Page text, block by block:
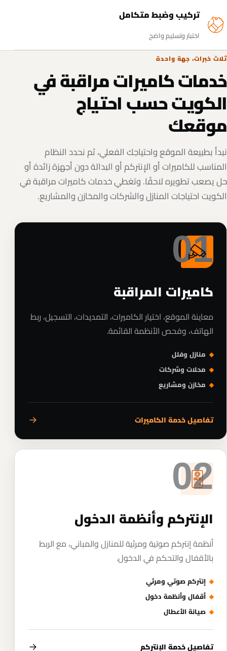
تركيب وضبط متكامل
اختبار وتسليم واضح
ثلاث خبرات، جهة واحدة
خدمات كاميرات مراقبة في
الكويت حسب احتياج
موقعك
نبدأ بطبيعة الموقع واحتياجك الفعلي، ثم نحدد النظام
المناسب للكاميرات أو الإنتركم أو البدالة دون أجهزة زائدة أو
حل يصعب تطويره لاحقًا. وتغطي خدمات كاميرات مراقبة في
الكويت احتياجات المنازل والشركات والمخازن والمشاريع.
01
كاميرات المراقبة
معاينة الموقع، اختيار الكاميرات، التمديدات، التسجيل، ربط
الهاتف، وفحص الأنظمة القائمة.
منازل وفلل
محلات وشركات
مخازن ومشاريع
تفاصيل خدمة الكاميرات
02
الإنتركم وأنظمة الدخول
أنظمة إنتركم صوتية ومرئية للمنازل والمباني، مع الربط
بالأقفال والتحكم في الدخول.
إنتركم صوتي ومرئي
أقفال وأنظمة دخول
صيانة الأعطال
تفاصيل خدمة الإنتركم